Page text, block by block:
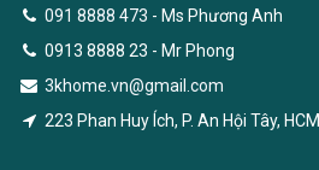
091 8888 473 - Ms Phương Anh
0913 8888 23 - Mr Phong
3khome.vn@gmail.com
223 Phan Huy Ích, P. An Hội Tây, HCM